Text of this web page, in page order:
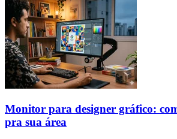
Monitor para designer gráfico:
pra sua área